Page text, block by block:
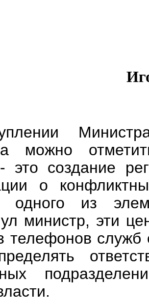
можно
это создание
о
одного из
министр, эти
телефонов служб